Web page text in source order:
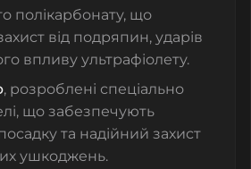
полікарбонату, що
від подряпин, ударів
впливу ультрафіолету.
, розроблені спеціально
що забезпечують
та надійний захист
ушкоджень.